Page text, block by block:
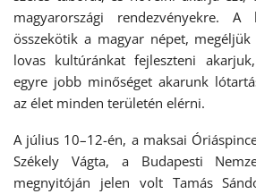
magyarországi rendezvényekre. A
összekötik a magyar népet,
lovas kultúránkat fejleszteni
egyre jobb minőséget akarunk
az élet minden területén elérni.
A július 10–12-én, a maksai
Székely Vágta, a Budapesti
megnyitóján jelen volt Tamás